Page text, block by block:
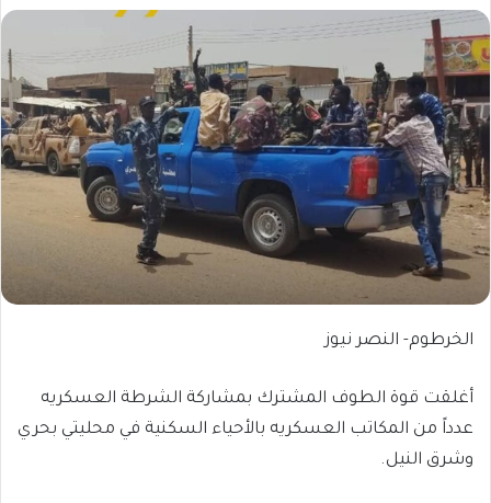
الخرطوم- النصر نيوز
أغلقت قوة الطوف المشترك بمشاركة الشرطة العسكريه
عدداً من المكاتب العسكريه بالأحياء السكنية في محليتي بحري
وشرق النيل.